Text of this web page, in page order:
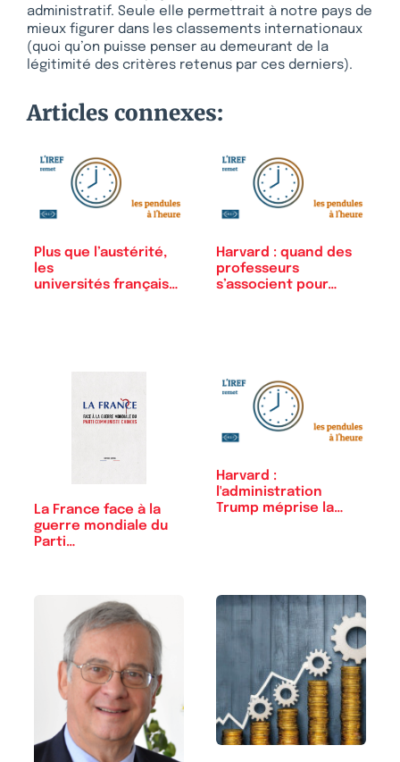
administratif. Seule elle permettrait à notre pays de
mieux figurer dans les classements internationaux
(quoi qu’on puisse penser au demeurant de la
légitimité des critères retenus par ces derniers).
Articles connexes:
Plus que l’austérité,
les
universités française
Harvard : quand des
professeurs
s’associent pour…
La France face à la
guerre mondiale du
Parti…
Harvard :
l'administration
Trump méprise la…